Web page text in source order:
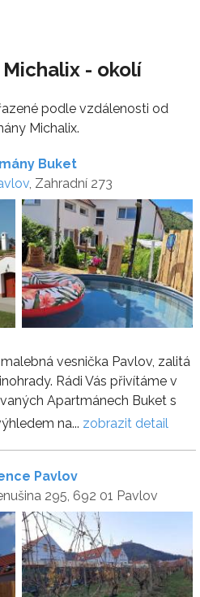
- okolí
podle vzdálenosti od
Michalix.
Buket
, Zahradní 273
vesnička Pavlov, zalitá
Rádi Vás přivítáme v
Apartmánech Buket s
na... zobrazit detail
Pavlov
295, 692 01 Pavlov